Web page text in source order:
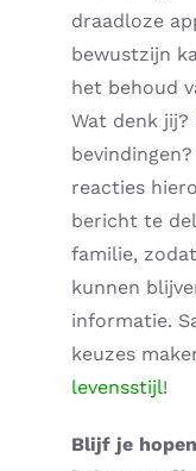
draadloze
bewustzijn
het behoud
Wat denk
reacties
bericht te
familie,
kunnen
informatie.
keuzes
levensstijl!
Blijf je